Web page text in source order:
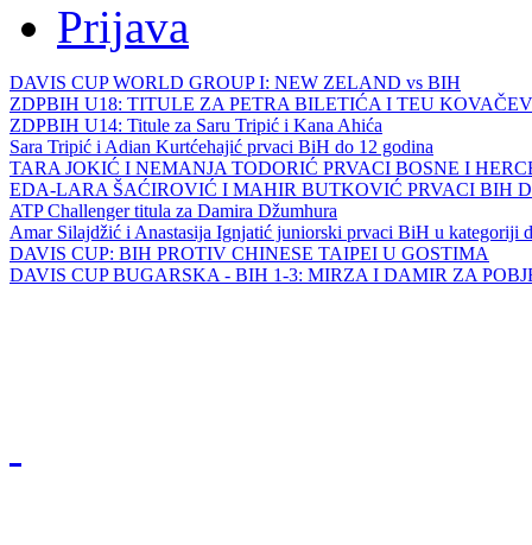
Prijava
DAVIS CUP WORLD GROUP I: NEW ZELAND vs BIH
ZDPBIH U18: TITULE ZA PETRA BILETIĆA I TEU
ZDPBIH U14: Titule za Saru Tripić i Kana Ahića
Sara Tripić i Adian Kurtćehajić prvaci BiH do 12 godina
TARA JOKIĆ I NEMANJA TODORIĆ PRVACI BOSNE I
EDA-LARA ŠAĆIROVIĆ I MAHIR BUTKOVIĆ PRVACI BIH
ATP Challenger titula za Damira Džumhura
Amar Silajdžić i Anastasija Ignjatić juniorski prvaci BiH u kategoriji
DAVIS CUP: BIH PROTIV CHINESE TAIPEI U GOSTIMA
DAVIS CUP BUGARSKA - BIH 1-3: MIRZA I DAMIR ZA